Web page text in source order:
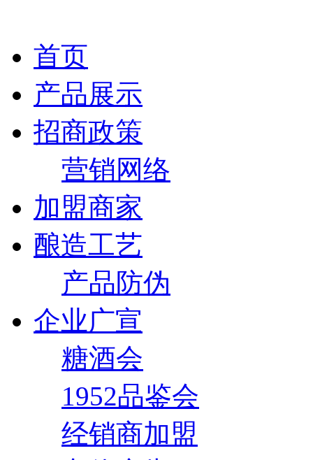
首页
产品展示
招商政策
营销网络
加盟商家
酿造工艺
产品防伪
企业广宣
糖酒会
1952品鉴会
经销商加盟